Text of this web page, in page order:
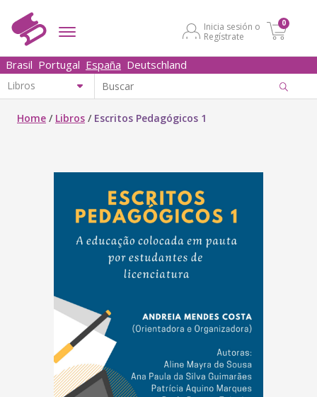
Inicia sesión o
Regístrate
0
Brasil Portugal España Deutschland
Home / Libros / Escritos Pedagógicos 1